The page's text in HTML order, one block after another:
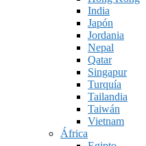
India
Japón
Jordania
Nepal
Qatar
Singapur
Turquía
Tailandia
Taiwán
Vietnam
África